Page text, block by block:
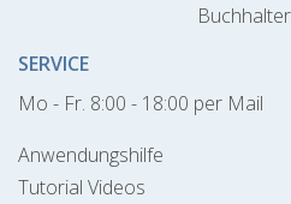
Buchhalter
SERVICE
Mo - Fr. 8:00 - 18:00 per Mail
Anwendungshilfe
Tutorial Videos